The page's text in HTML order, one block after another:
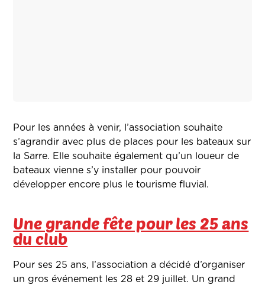
Pour les années à venir, l’association souhaite
s’agrandir avec plus de places pour les bateaux sur
la Sarre. Elle souhaite également qu’un loueur de
bateaux vienne s’y installer pour pouvoir
développer encore plus le tourisme fluvial.
Une grande fête pour les 25 ans
du club
Pour ses 25 ans, l’association a décidé d’organiser
un gros événement les 28 et 29 juillet. Un grand